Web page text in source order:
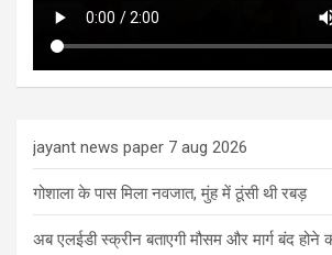
jayant news paper 7 aug 2026
गोशाला के पास मिला नवजात, मुंह में ठूंसी थी रबड़
अब एलईडी स्क्रीन बताएगी मौसम और मार्ग बंद होने